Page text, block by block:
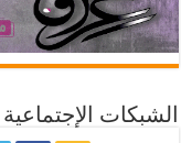
الشبكات الإجتماعية